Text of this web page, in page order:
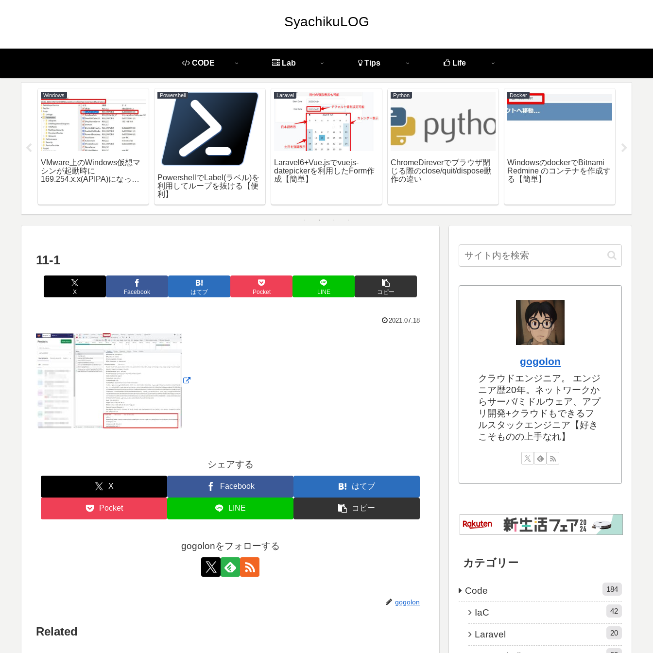
SyachikuLOG
CODE Lab Tips Life
Windows
VMware上のWindows仮想マ
シンが起動時に
169.254.x.x(APIPA)になって
Powershell
PowershellでLabel(ラベル)を
利用してループを抜ける【便
利】
Laravel
Laravel6+Vue.jsでvuejs-
datepickerを利用したForm作
成【簡単】
Python
ChromeDireverでブラウザ閉
じる際のclose/quit/dispose動
作の違い
Docker
WindowsのdockerでBitnami
Redmine のコンテナを作成す
る【簡単】
11-1
X Facebook はてブ Pocket LINE コピー
2021.07.18
シェアする
X Facebook はてブ
Pocket LINE コピー
gogolonをフォローする
gogolon
Related
gogolon
クラウドエンジニア。 エンジ
ニア歴20年。ネットワークか
らサーバ/ミドルウェア、アプ
リ開発+クラウドもできるフ
ルスタックエンジニア【好き
こそものの上手なれ】
カテゴリー
Code 184
IaC 42
Laravel 20